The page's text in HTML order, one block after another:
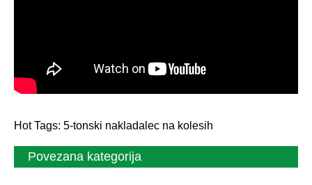
Hot Tags: 5-tonski nakladalec na kolesih
Povezana kategorija